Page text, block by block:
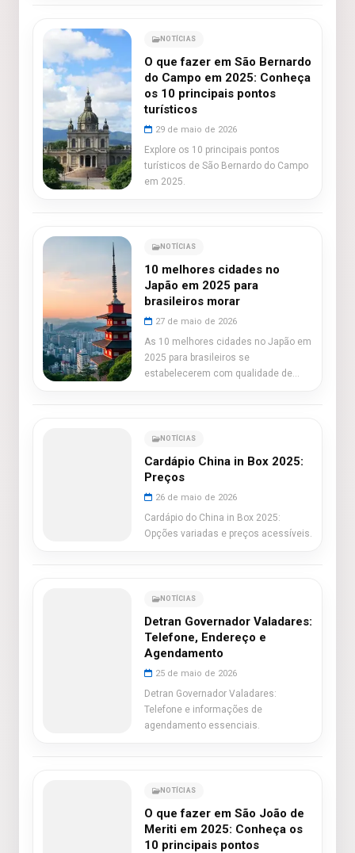
NOTÍCIAS
O que fazer em São Bernardo
do Campo em 2025: Conheça
os 10 principais pontos
turísticos
29 de maio de 2026
Explore os 10 principais pontos
turísticos de São Bernardo do Campo
em 2025.
NOTÍCIAS
10 melhores cidades no
Japão em 2025 para
brasileiros morar
27 de maio de 2026
As 10 melhores cidades no Japão em
2025 para brasileiros se
estabelecerem com qualidade de
NOTÍCIAS
Cardápio China in Box 2025:
Preços
26 de maio de 2026
Cardápio do China in Box 2025:
Opções variadas e preços acessíveis.
NOTÍCIAS
Detran Governador Valadares:
Telefone, Endereço e
Agendamento
25 de maio de 2026
Detran Governador Valadares:
Telefone e informações de
agendamento essenciais.
NOTÍCIAS
O que fazer em São João de
Meriti em 2025: Conheça os
10 principais pontos